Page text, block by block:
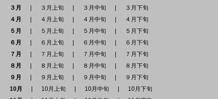
３月
３月上旬 ３月中旬
３月下旬
４月
４月上旬 ４月中旬
４月下旬
５月
５月上旬 ５月中旬
５月下旬
６月
６月上旬 ６月中旬
６月下旬
７月
７月上旬 ７月中旬
７月下旬
８月
８月上旬 ８月中旬
８月下旬
９月
９月上旬 ９月中旬
９月下旬
10月
10月上旬 10月中旬
10月下旬